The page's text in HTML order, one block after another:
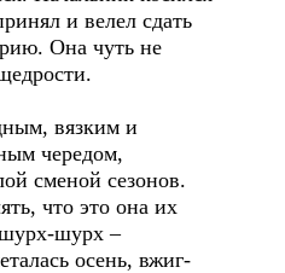
и велел сдать
Она чуть не
вязким и
чередом,
сменой сезонов.
что это она их
шурх-шурх –
осень, вжиг-